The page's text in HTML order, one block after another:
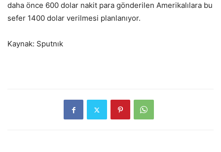
daha önce 600 dolar nakit para gönderilen Amerikalılara bu
sefer 1400 dolar verilmesi planlanıyor.
Kaynak: Sputnık